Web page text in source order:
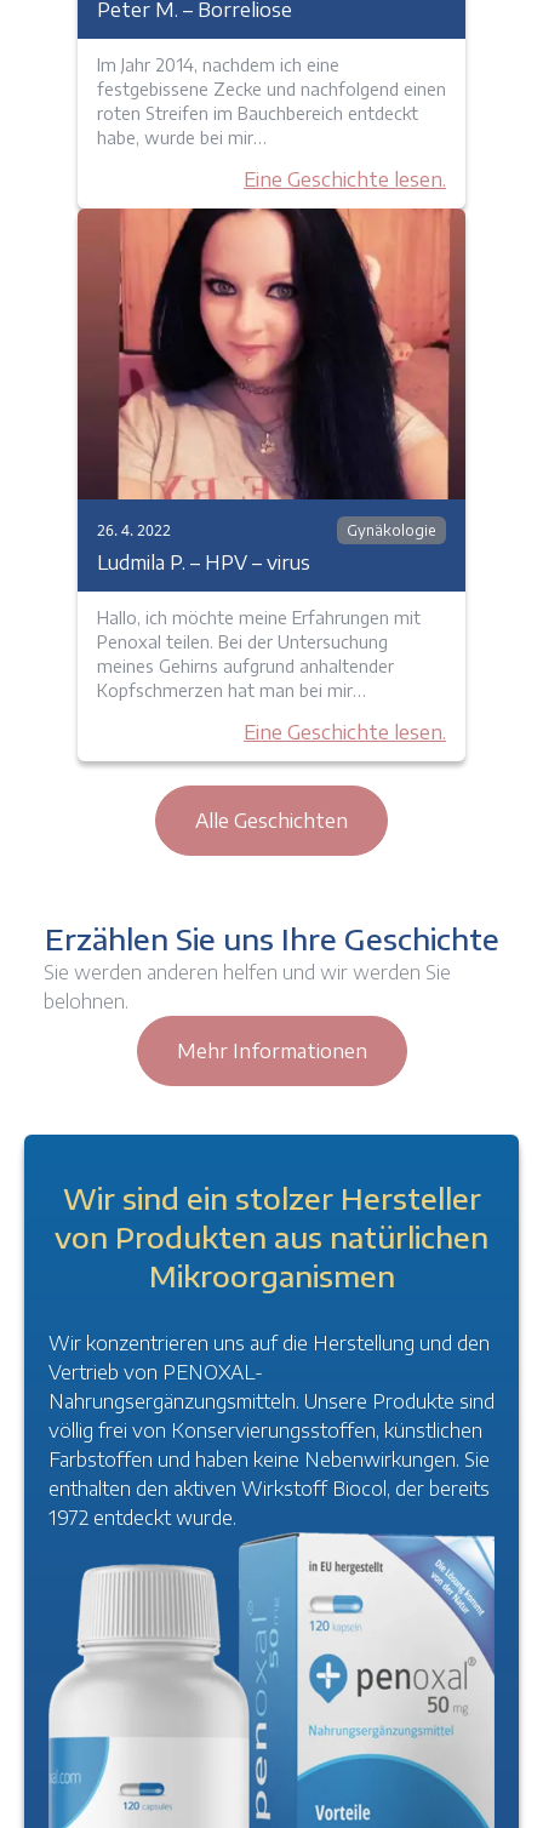
Peter M. – Borreliose
Im Jahr 2014, nachdem ich eine
festgebissene Zecke und nachfolgend einen
roten Streifen im Bauchbereich entdeckt
habe, wurde bei mir…
Eine Geschichte lesen.
26. 4. 2022 Gynäkologie
Ludmila P. – HPV – virus
Hallo, ich möchte meine Erfahrungen mit
Penoxal teilen. Bei der Untersuchung
meines Gehirns aufgrund anhaltender
Kopfschmerzen hat man bei mir…
Eine Geschichte lesen.
Alle Geschichten
Erzählen Sie uns Ihre Geschichte
Sie werden anderen helfen und wir werden Sie
belohnen.
Mehr Informationen
Wir sind ein stolzer Hersteller
von Produkten aus natürlichen
Mikroorganismen
Wir konzentrieren uns auf die Herstellung und den
Vertrieb von PENOXAL-
Nahrungsergänzungsmitteln. Unsere Produkte sind
völlig frei von Konservierungsstoffen, künstlichen
Farbstoffen und haben keine Nebenwirkungen. Sie
enthalten den aktiven Wirkstoff Biocol, der bereits
1972 entdeckt wurde.